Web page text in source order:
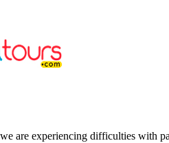
are experiencing difficulties with